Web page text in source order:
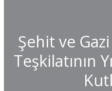
Şehit ve
Teşkilatının